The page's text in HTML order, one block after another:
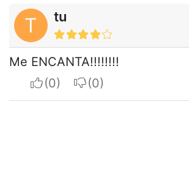
T tu
Me ENCANTA!!!!!!!!
I apreciateI do not appreciate